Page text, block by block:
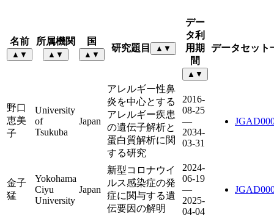
名前
▲ ▼
所属機関
▲ ▼
国
▲ ▼
研究題目 ▲ ▼
デー
タ利
用期
間
▲ ▼
データセット
野口
恵美
子
University
of
Tsukuba
Japan
アレルギー性鼻
炎を中心とする
アレルギー疾患
の遺伝子解析と
蛋白質解析に関
する研究
2016-
08-25
—
2034-
03-31
金子
猛
Yokohama
Ciyu
University
Japan
新型コロナウイ
ルス感染症の発
症に関与する遺
伝要因の解明
2024-
06-19
—
2025-
04-04